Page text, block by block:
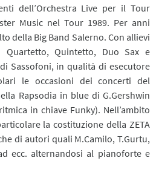
dell’Orchestra Live per il Tour
Music nel Tour 1989. Per anni
della Big Band Salerno. Con allievi
Quintetto, Duo Sax e
Sassofoni, in qualità di esecutore
le occasioni dei concerti del
Rapsodia in blue di G.Gershwin
in chiave Funky). Nell’ambito
la costituzione della ZETA
di autori quali M.Camilo, T.Gurtu,
ecc. alternandosi al pianoforte e